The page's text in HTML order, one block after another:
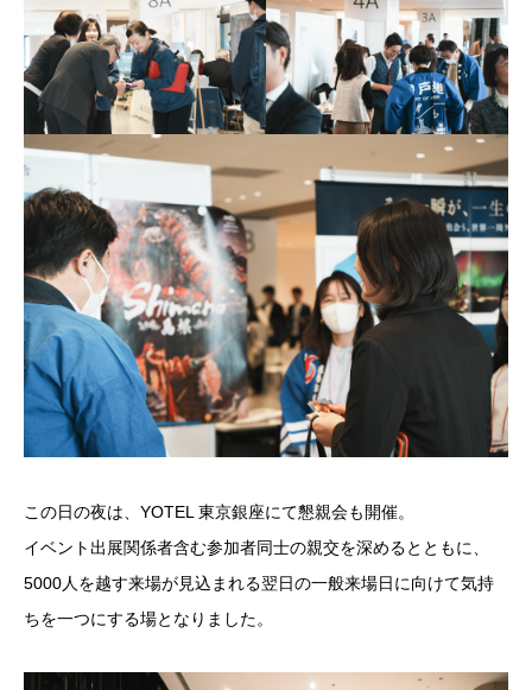
この日の夜は、YOTEL 東京銀座にて懇親会も開催。
イベント出展関係者含む参加者同士の親交を深めるとともに、
5000人を越す来場が見込まれる翌日の一般来場日に向けて気持
ちを一つにする場となりました。